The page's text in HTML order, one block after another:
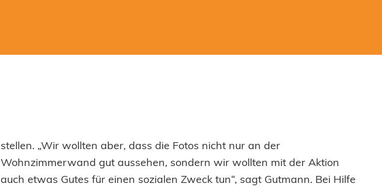
stellen. „Wir wollten aber, dass die Fotos nicht nur an der
Wohnzimmerwand gut aussehen, sondern wir wollten mit der Aktion
auch etwas Gutes für einen sozialen Zweck tun“, sagt Gutmann. Bei Hilfe